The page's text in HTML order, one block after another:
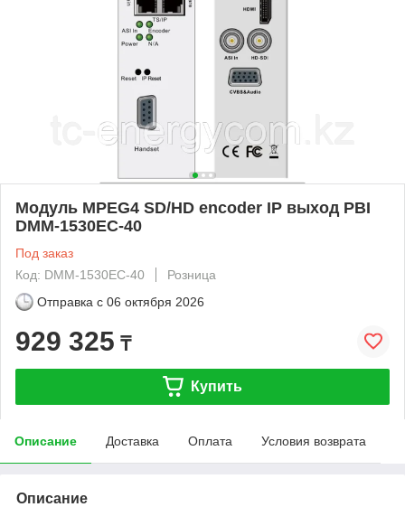
Модуль MPEG4 SD/HD encoder IP выход PBI
DMM-1530EC-40
Под заказ
Код: DMM-1530EC-40
Розница
Отправка с 06 октября 2026
929 325 ₸
Купить
Описание Доставка Оплата Условия возврата
Описание